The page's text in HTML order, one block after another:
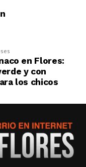
en Flores:
y con
los chicos